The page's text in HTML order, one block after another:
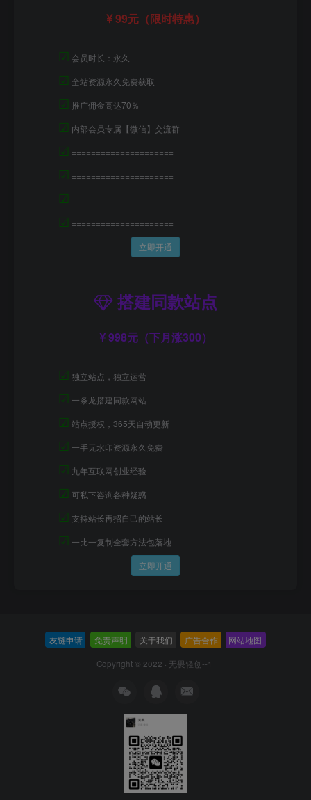
99元（限时特惠）
☑ 会员时长：永久
☑ 全站资源永久免费获取
☑ 推广佣金高达70％
☑ 内部会员专属【微信】交流群
☑ =====================
☑ =====================
☑ =====================
☑ =====================
立即开通
搭建同款站点
998元（下月涨300）
☑ 独立站点，独立运营
☑ 一条龙搭建同款网站
☑ 站点授权，365天自动更新
☑ 一手无水印资源永久免费
☑ 九年互联网创业经验
☑ 可私下咨询各种疑惑
☑ 支持站长再招自己的站长
☑ 一比一复制全套方法包落地
立即开通
友链申请 - 免责声明 - 关于我们 - 广告合作 - 网站地图
Copyright © 2022 · 无畏轻创--1